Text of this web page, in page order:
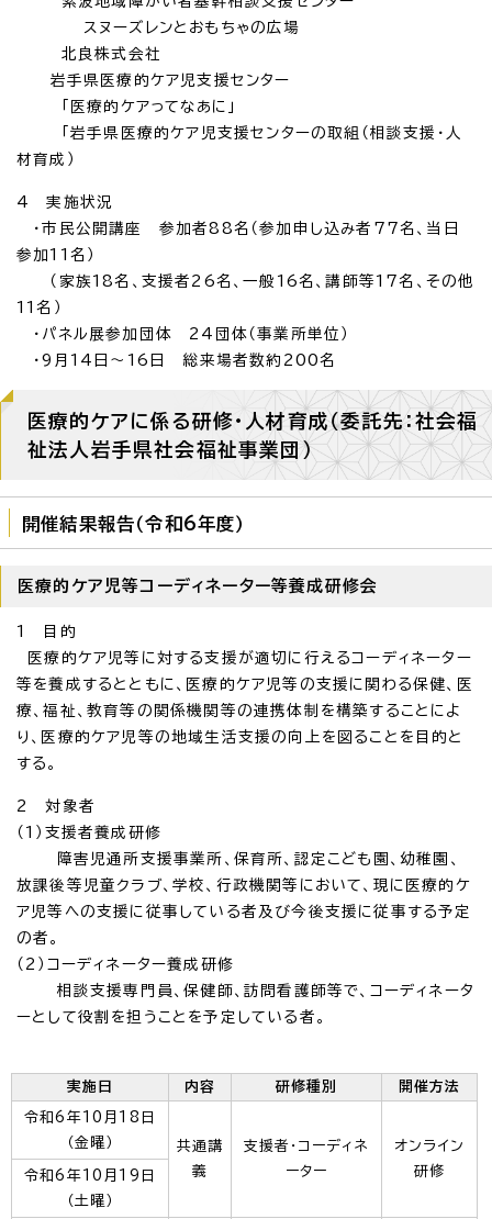
スヌーズレンとおもちゃの広場
北良株式会社
岩手県医療的ケア児支援センター
「医療的ケアってなあに」
「岩手県医療的ケア児支援センターの取組（相談支援・人
材育成）
4 実施状況
・市民公開講座 参加者88名（参加申し込み者77名、当日
参加11名）
（家族18名、支援者26名、一般16名、講師等17名、その他
11名）
・パネル展参加団体 24団体（事業所単位）
・9月14日～16日 総来場者数約200名
医療的ケアに係る研修・人材育成（委託先：社会福
祉法人岩手県社会福祉事業団）
開催結果報告（令和6年度）
医療的ケア児等コーディネーター等養成研修会
1 目的
医療的ケア児等に対する支援が適切に行えるコーディネーター
等を養成するとともに、医療的ケア児等の支援に関わる保健、医
療、福祉、教育等の関係機関等の連携体制を構築することによ
り、医療的ケア児等の地域生活支援の向上を図ることを目的と
する。
2 対象者
（1）支援者養成研修
障害児通所支援事業所、保育所、認定こども園、幼稚園、
放課後等児童クラブ、学校、行政機関等において、現に医療的ケ
ア児等への支援に従事している者及び今後支援に従事する予定
の者。
（2）コーディネーター養成研修
相談支援専門員、保健師、訪問看護師等で、コーディネータ
ーとして役割を担うことを予定している者。
実施日 内容 研修種別 開催方法
令和6年10月18日
（金曜）
共通講
義
支援者・コーディネ
ーター
オンライン
研修
令和6年10月19日
（土曜）